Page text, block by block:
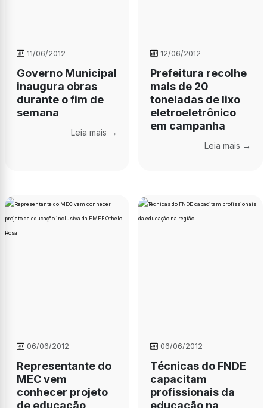
11/06/2012
Governo Municipal
inaugura obras
durante o fim de
semana
Leia mais →
12/06/2012
Prefeitura recolhe
mais de 20
toneladas de lixo
eletroeletrônico
em campanha
Leia mais →
06/06/2012
Representante do
MEC vem
conhecer projeto
de educação
06/06/2012
Técnicas do FNDE
capacitam
profissionais da
educação na